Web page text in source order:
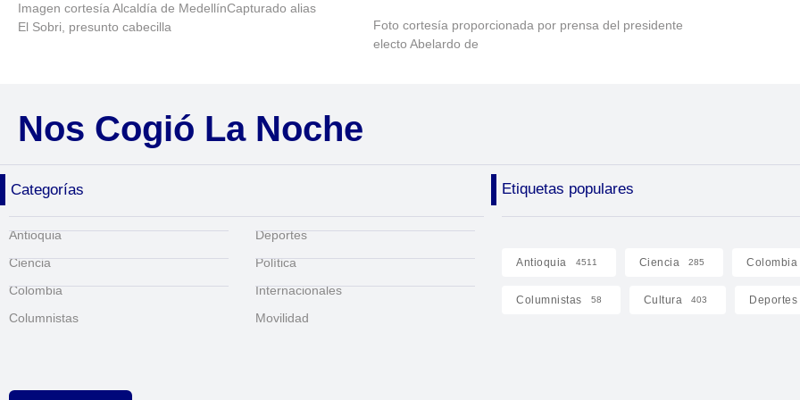
Imagen cortesía Alcaldía de MedellínCapturado alias
El Sobri, presunto cabecilla
Foto cortesía proporcionada por prensa del presidente
electo Abelardo de
Nos Cogió La Noche
Categorías Etiquetas populares
Antioquia
Ciencia
Colombia
Columnistas
Deportes
Política
Internacionales
Movilidad
Antioquia 4511 Ciencia 285 Colombia
Columnistas 58 Cultura 403 Deportes